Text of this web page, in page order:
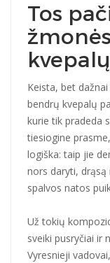
Tos
Keista, bet
bendrų kvepalų
kurie tik pradeda
tiesiogine
logiška: taip jie
nors daryti, drąsą
spalvos natos
Už tokių
sveiki pusryčiai ir
Vyresnieji